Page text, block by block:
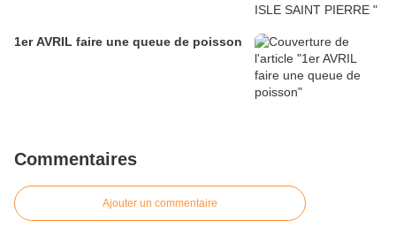
1er AVRIL faire une queue de poisson
Commentaires
Ajouter un commentaire